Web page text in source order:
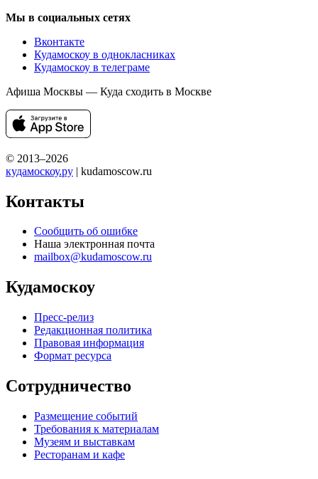
Мы в социальных сетях
Вконтакте
Кудамоскоу в однокласниках
Кудамоскоу в телеграме
Афиша Москвы — Куда сходить в Москве
© 2013–2026
кудамоскоу.ру | kudamoscow.ru
Контакты
Сообщить об ошибке
Наша электронная почта
mailbox@kudamoscow.ru
Кудамоскоу
Пресс-релиз
Редакционная политика
Правовая информация
Формат ресурса
Сотрудничество
Размещение событий
Требования к материалам
Музеям и выставкам
Ресторанам и кафе